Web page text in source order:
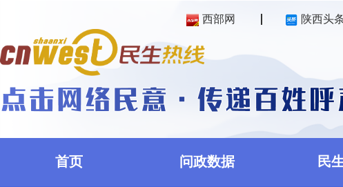
西部网 陕西头
首页 问政数据 民